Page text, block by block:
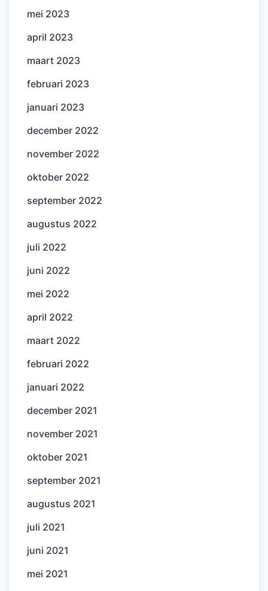
mei 2023
april 2023
maart 2023
februari 2023
januari 2023
december 2022
november 2022
oktober 2022
september 2022
augustus 2022
juli 2022
juni 2022
mei 2022
april 2022
maart 2022
februari 2022
januari 2022
december 2021
november 2021
oktober 2021
september 2021
augustus 2021
juli 2021
juni 2021
mei 2021